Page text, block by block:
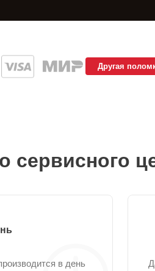
Другая
сервисного
в день